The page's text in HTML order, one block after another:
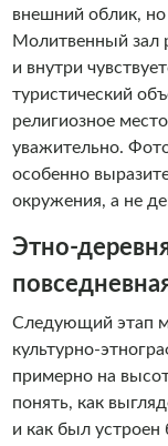
внешний облик, но
Молитвенный зал
и внутри
туристический
религиозное
уважительно.
особенно
окружения, а не
Этно-
Следующий этап
культурно-
примерно на
понять, как
и как был устроен